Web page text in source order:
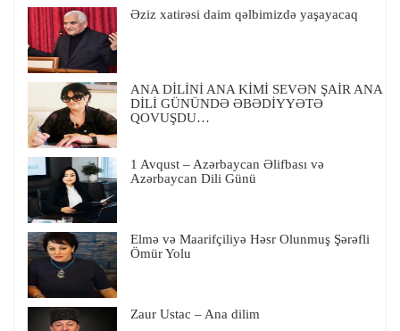
Əziz xatirəsi daim qəlbimizdə yaşayacaq
ANA DİLİNİ ANA KİMİ SEVƏN ŞAİR ANA
DİLİ GÜNÜNDƏ ƏBƏDİYYƏTƏ
QOVUŞDU…
1 Avqust – Azərbaycan Əlifbası və
Azərbaycan Dili Günü
Elmə və Maarifçiliyə Həsr Olunmuş Şərəfli
Ömür Yolu
Zaur Ustac – Ana dilim